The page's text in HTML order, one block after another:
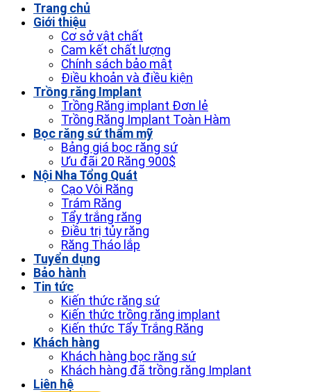
Trang chủ
Giới thiệu
Cơ sở vật chất
Cam kết chất lượng
Chính sách bảo mật
Điều khoản và điều kiện
Trồng răng Implant
Trồng Răng implant Đơn lẻ
Trồng Răng Implant Toàn Hàm
Bọc răng sứ thẩm mỹ
Bảng giá bọc răng sứ
Ưu đãi 20 Răng 900$
Nội Nha Tổng Quát
Cạo Vôi Răng
Trám Răng
Tẩy trắng răng
Điều trị tủy răng
Răng Tháo lắp
Tuyển dụng
Bảo hành
Tin tức
Kiến thức răng sứ
Kiến thức trồng răng implant
Kiến thức Tẩy Trắng Răng
Khách hàng
Khách hàng bọc răng sứ
Khách hàng đã trồng răng Implant
Liên hệ